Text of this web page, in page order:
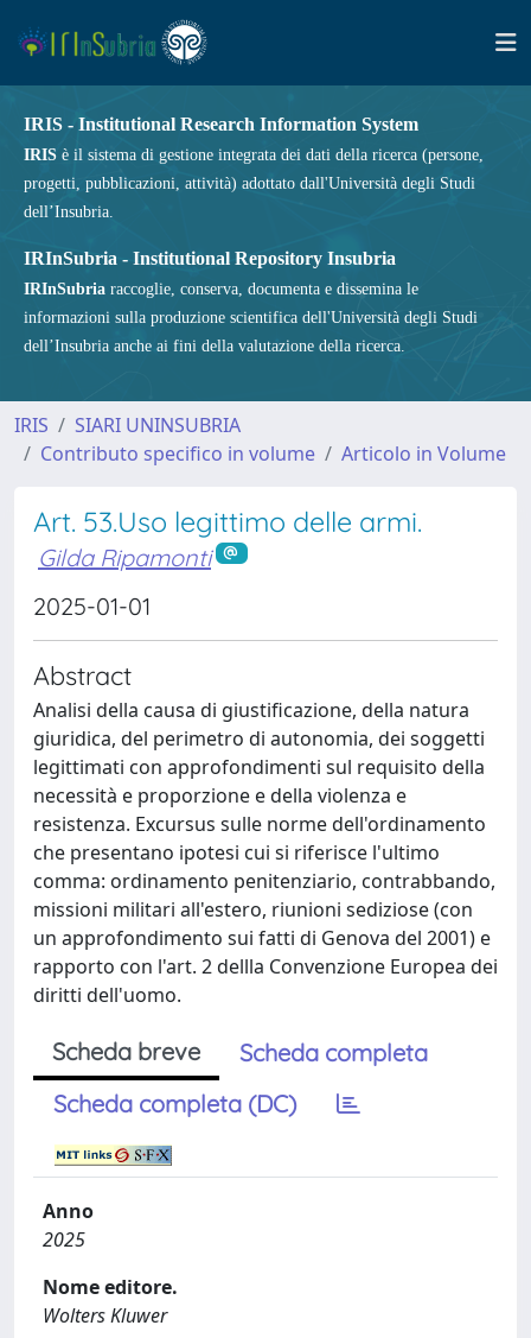
IRIS - Institutional Research Information System
IRIS è il sistema di gestione integrata dei dati della ricerca (persone,
progetti, pubblicazioni, attività) adottato dall'Università degli Studi
dell’Insubria.
IRInSubria - Institutional Repository Insubria
IRInSubria raccoglie, conserva, documenta e dissemina le
informazioni sulla produzione scientifica dell'Università degli Studi
dell’Insubria anche ai fini della valutazione della ricerca.
IRIS
SIARI UNINSUBRIA
Contributo specifico in volume
Articolo in Volume
Art. 53.Uso legittimo delle armi.
Gilda Ripamonti
2025-01-01
Abstract
Analisi della causa di giustificazione, della natura
giuridica, del perimetro di autonomia, dei soggetti
legittimati con approfondimenti sul requisito della
necessità e proporzione e della violenza e
resistenza. Excursus sulle norme dell'ordinamento
che presentano ipotesi cui si riferisce l'ultimo
comma: ordinamento penitenziario, contrabbando,
missioni militari all'estero, riunioni sediziose (con
un approfondimento sui fatti di Genova del 2001) e
rapporto con l'art. 2 dellla Convenzione Europea dei
diritti dell'uomo.
Scheda breve
Scheda completa
Scheda completa (DC)
Anno
2025
Nome editore.
Wolters Kluwer